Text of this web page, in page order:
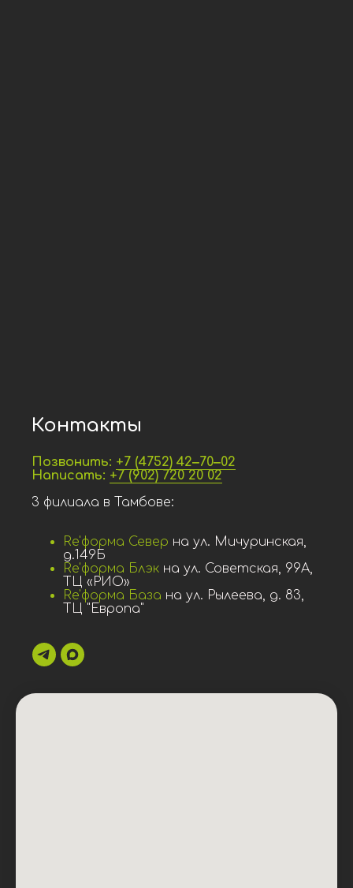
Контакты
Позвонить: +7 (4752) 42‒70‒02
Написать: +7 (902) 720 20 02
3 филиала в Тамбове:
Re'форма Север на ул. Мичуринская,
д.149Б
Re'форма Блэк на ул. Советская, 99А,
ТЦ «РИО»
Re'форма База на ул. Рылеева, д. 83,
ТЦ "Европа"